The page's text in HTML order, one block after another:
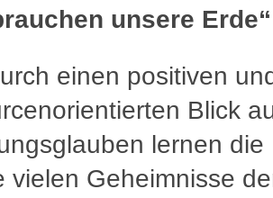
unsere Erde“
einen positiven
Blick
lernen die
vielen Geheimnisse